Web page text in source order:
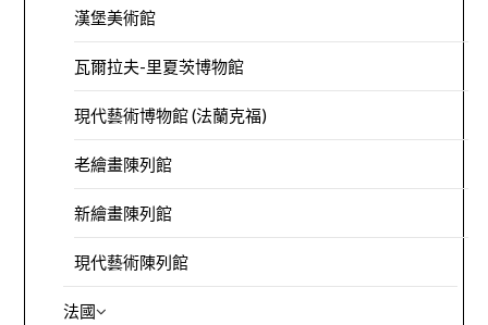
漢堡美術館
瓦爾拉夫-里夏茨博物館
現代藝術博物館 (法蘭克福)
老繪畫陳列館
新繪畫陳列館
現代藝術陳列館
法國